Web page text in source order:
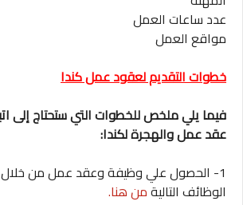
عدد ساعات العمل
مواقع العمل
خطوات التقديم لعقود عمل كندا
فيما يلي ملخص للخطوات التي ستحتاج إلى
عقد عمل والهجرة لكندا:
1- الحصول علي وظيفة وعقد عمل من
الوظائف التاليةمن هنا.